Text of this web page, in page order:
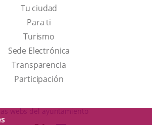
Tu ciudad
Para ti
TurismoThis
link
will
open
a
Sede Electrónica
Transparencia
Participación
webs del ayuntamiento